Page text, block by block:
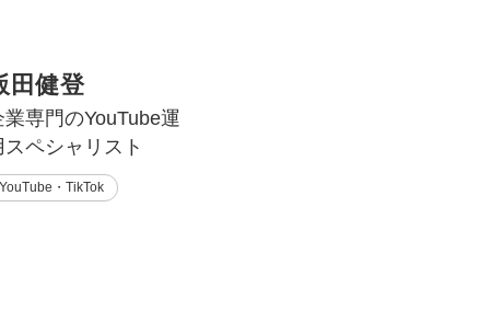
田健登
業専門のYouTube運
スペシャリスト
YouTube・TikTok